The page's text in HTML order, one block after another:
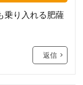
り入れる肥薩
返信